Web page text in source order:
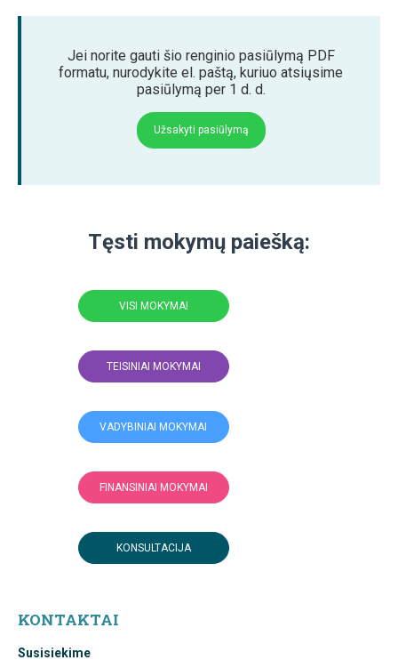
Jei norite gauti šio renginio pasiūlymą PDF
formatu, nurodykite el. paštą, kuriuo atsiųsime
pasiūlymą per 1 d. d.
Užsakyti pasiūlymą
Tęsti mokymų paiešką:
VISI MOKYMAI
TEISINIAI MOKYMAI
VADYBINIAI MOKYMAI
FINANSINIAI MOKYMAI
KONSULTACIJA
KONTAKTAI
Susisiekime